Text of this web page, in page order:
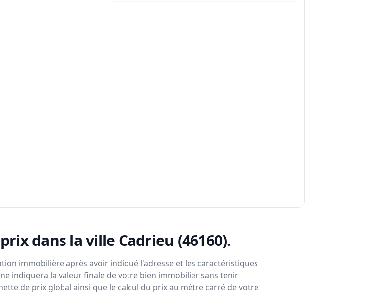
dans la ville Cadrieu (46160).
immobilière après avoir indiqué l'adresse et les caractéristiques
indiquera la valeur finale de votre bien immobilier sans tenir
de prix global ainsi que le calcul du prix au mètre carré de votre